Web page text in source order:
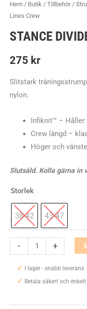
Hem / Butik / Tillbehör/
Lines Crew
STANCE
275 kr
Slitstark
nylon.
Infiknit™ – Håller
Crew längd –
Höger och
Slutsåld. Kolla gärna in
Storlek
38-42 43-47
-
Divided
Lines
Crew
+
✓ I lager - snabb leverans
✓ Betala säkert och